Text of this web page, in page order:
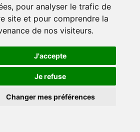
pour analyser le trafic de
site et pour comprendre la
de nos visiteurs.
J'accepte
Je refuse
Changer mes préférences